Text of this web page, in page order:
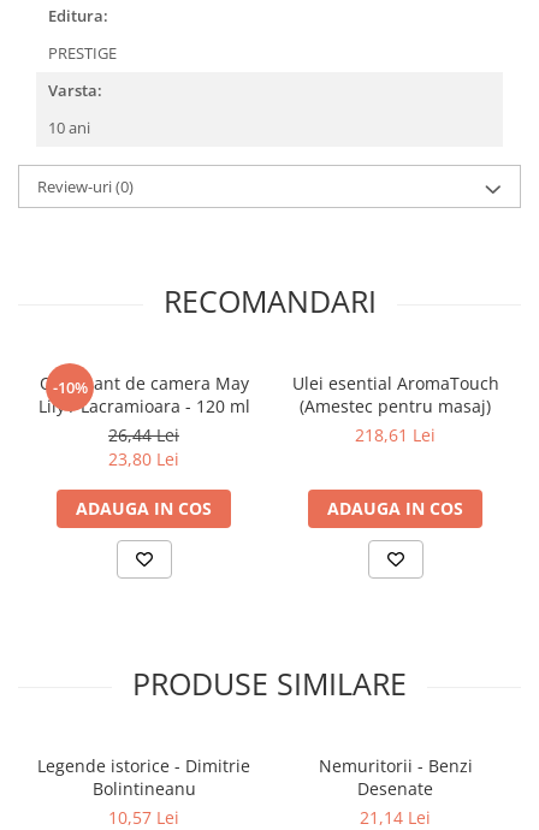
Editura:
PRESTIGE
Varsta:
10 ani
Review-uri(0)
RECOMANDARI
-10%
Odorizant de camera May
Lily / Lacramioara - 120 ml
26,44 Lei
23,80 Lei
ADAUGA IN COS
Ulei esential AromaTouch
(Amestec pentru masaj)
218,61 Lei
ADAUGA IN COS
PRODUSE SIMILARE
Legende istorice - Dimitrie
Bolintineanu
10,57 Lei
Nemuritorii - Benzi
Desenate
21,14 Lei